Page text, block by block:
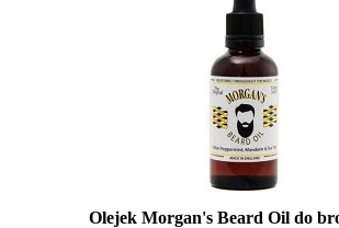
Olejek Morgan's Beard Oil do